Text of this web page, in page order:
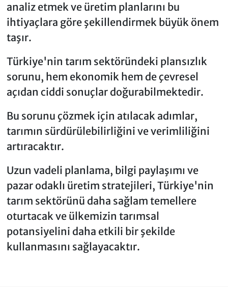
analiz etmek ve üretim planlarını bu
ihtiyaçlara göre şekillendirmek büyük önem
taşır.
Türkiye'nin tarım sektöründeki plansızlık
sorunu, hem ekonomik hem de çevresel
açıdan ciddi sonuçlar doğurabilmektedir.
Bu sorunu çözmek için atılacak adımlar,
tarımın sürdürülebilirliğini ve verimliliğini
artıracaktır.
Uzun vadeli planlama, bilgi paylaşımı ve
pazar odaklı üretim stratejileri, Türkiye'nin
tarım sektörünü daha sağlam temellere
oturtacak ve ülkemizin tarımsal
potansiyelini daha etkili bir şekilde
kullanmasını sağlayacaktır.